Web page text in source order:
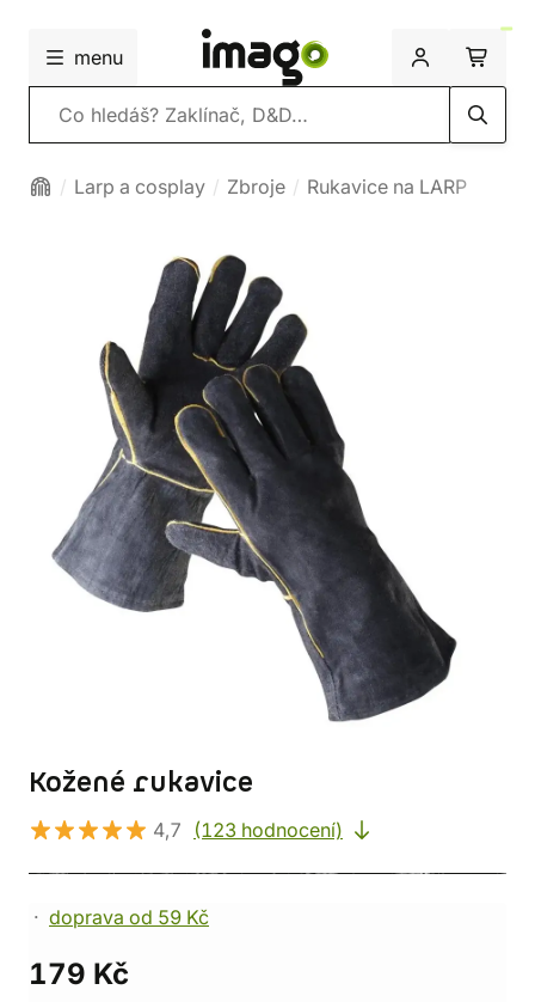
menu
Vyhledávání
Larp a cosplay Zbroje Rukavice na LARP
Kožené rukavice
4,7 (123 hodnocení)
doprava od 59 Kč
179 Kč